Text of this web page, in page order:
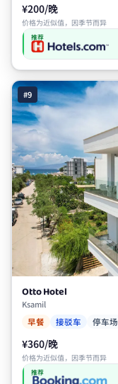
¥200/晚
价格为近似值，因季节而异
推荐
#9
Otto Hotel
Ksamil
早餐
接驳车 停车场
¥360/晚
价格为近似值，因季节而异
推荐